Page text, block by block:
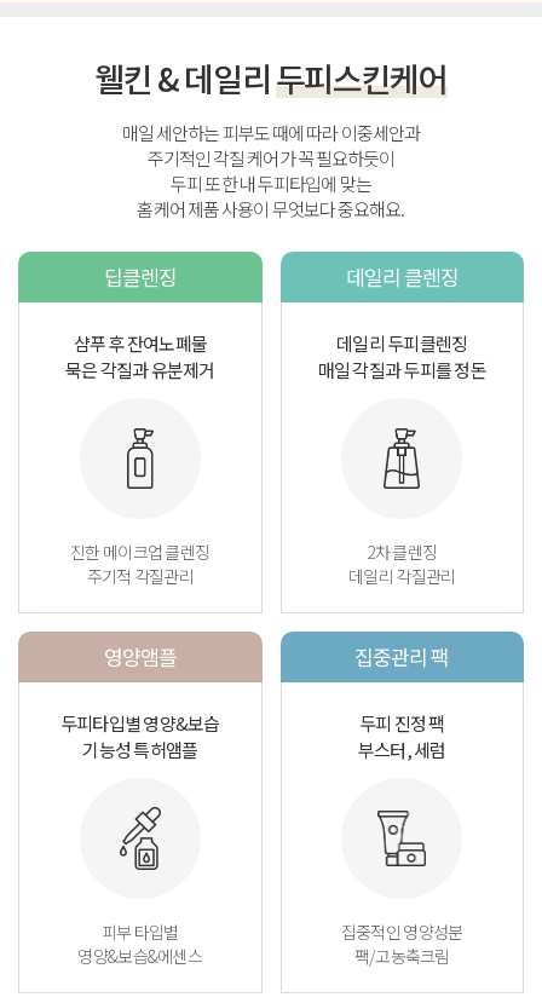
웰킨 & 데일리두피스킨케어
매일 세안하는 피부도 때에 따라 이중세안과
주기적인 각질 케어가 꼭 필요하듯이
두피 또한 내 두피타입에 맞는
홈케어 제품 사용이 무엇보다 중요해요.
딥클렌징
샴푸 후 잔여노폐물
묵은 각질과 유분제거
진한 메이크업 클렌징
주기적 각질관리
데일리 클렌징
데일리 두피클렌징
매일 각질과 두피를 정돈
2차 클렌징
데일리 각질관리
영양앰플
두피타입별 영양&보습
기능성 특허앰플
피부 타입별
영양&보습&에센스
집중관리 팩
두피 진정 팩
부스터, 세럼
집중적인 영양성분
팩/고농축크림